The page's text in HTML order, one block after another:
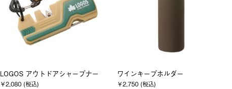
LOGOS アウトドアシャープナー
￥2,080 (税込)
ワインキープホルダー
￥2,750 (税込)